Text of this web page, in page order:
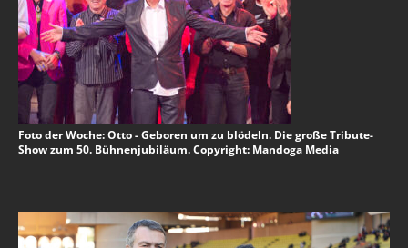
Foto der Woche: Otto - Geboren um zu blödeln. Die große Tribute-
Show zum 50. Bühnenjubiläum. Copyright: Mandoga Media